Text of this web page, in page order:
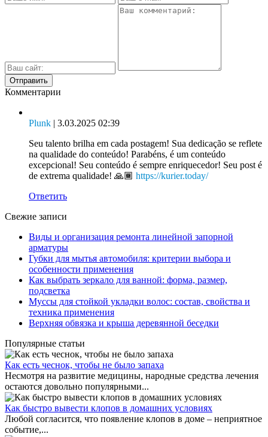
Комментарии
Plunk | 3.03.2025 02:39
Seu talento brilha em cada postagem! Sua dedicação se reflete
na qualidade do conteúdo! Parabéns, é um conteúdo
excepcional! Seu conteúdo é sempre enriquecedor! Seu post é
de extrema qualidade! 🙏🏾 https://kurier.today/
Ответить
Свежие записи
Виды и организация ремонта линейной запорной
арматуры
Губки для мытья автомобиля: критерии выбора и
особенности применения
Как выбрать зеркало для ванной: форма, размер,
подсветка
Муссы для стойкой укладки волос: состав, свойства и
техника применения
Верхняя обвязка и крыша деревянной беседки
Популярные статьи
Как есть чеснок, чтобы не было запаха
Несмотря на развитие медицины, народные средства лечения
остаются довольно популярными...
Как быстро вывести клопов в домашних условиях
Любой согласится, что появление клопов в доме – неприятное
событие,...